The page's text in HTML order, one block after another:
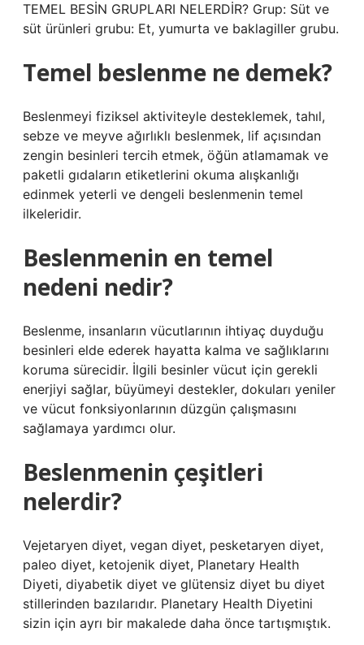
TEMEL BESİN GRUPLARI NELERDİR? Grup: Süt ve
süt ürünleri grubu: Et, yumurta ve baklagiller grubu.
Temel beslenme ne demek?
Beslenmeyi fiziksel aktiviteyle desteklemek, tahıl,
sebze ve meyve ağırlıklı beslenmek, lif açısından
zengin besinleri tercih etmek, öğün atlamamak ve
paketli gıdaların etiketlerini okuma alışkanlığı
edinmek yeterli ve dengeli beslenmenin temel
ilkeleridir.
Beslenmenin en temel
nedeni nedir?
Beslenme, insanların vücutlarının ihtiyaç duyduğu
besinleri elde ederek hayatta kalma ve sağlıklarını
koruma sürecidir. İlgili besinler vücut için gerekli
enerjiyi sağlar, büyümeyi destekler, dokuları yeniler
ve vücut fonksiyonlarının düzgün çalışmasını
sağlamaya yardımcı olur.
Beslenmenin çeşitleri
nelerdir?
Vejetaryen diyet, vegan diyet, pesketaryen diyet,
paleo diyet, ketojenik diyet, Planetary Health
Diyeti, diyabetik diyet ve glütensiz diyet bu diyet
stillerinden bazılarıdır. Planetary Health Diyetini
sizin için ayrı bir makalede daha önce tartışmıştık.